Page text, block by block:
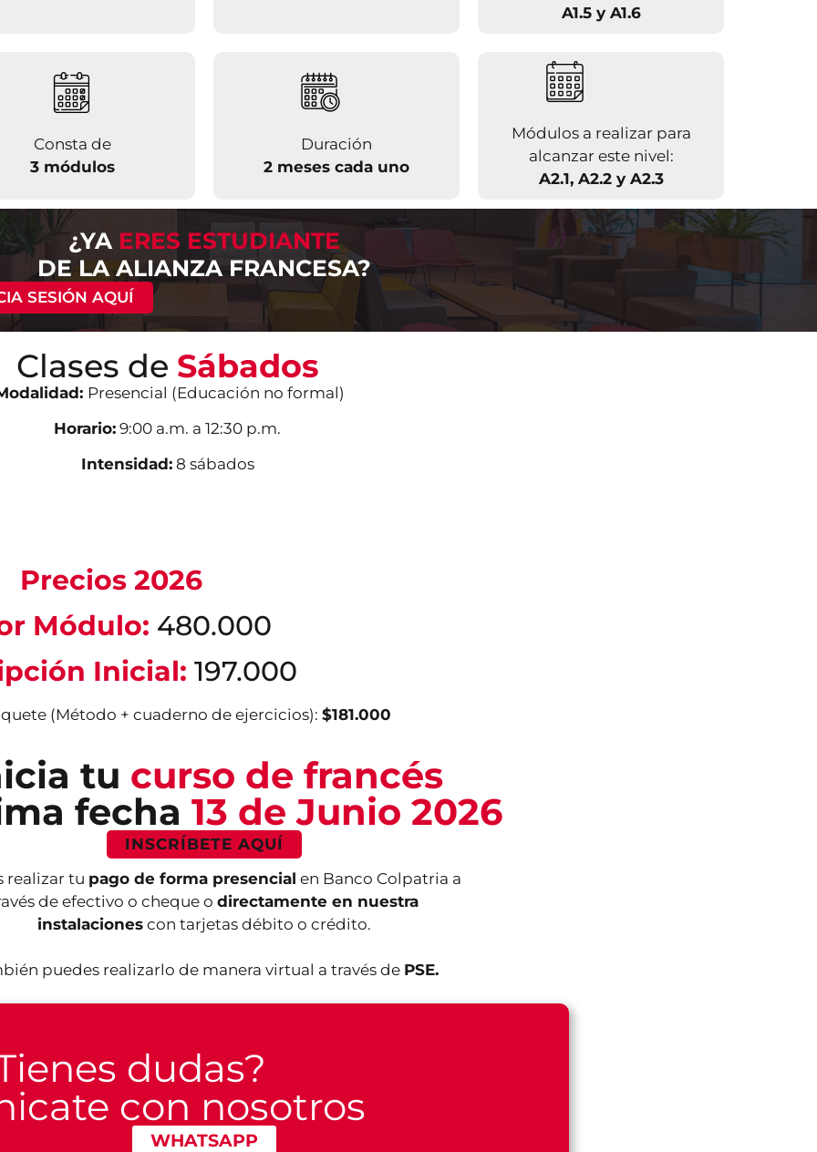
A1.5 y A1.6
Consta de
3 módulos
Duración
2 meses cada uno
Módulos a realizar para
alcanzar este nivel:
A2.1, A2.2 y A2.3
¿YA ERES ESTUDIANTE
DE LA ALIANZA FRANCESA?
SESIÓN AQUÍ
Clases de Sábados
Presencial (Educación no formal)
Horario: 9:00 a.m. a 12:30 p.m.
Intensidad:8 sábados
Precios 2026
Módulo: 480.000
Inicial: 197.000
(Método + cuaderno de ejercicios): $181.000
tu curso de francés
fecha 13 de Junio 2026
INSCRÍBETE AQUÍ
realizar tu pago de forma presencial en Banco Colpatria a
de efectivo o cheque odirectamente en nuestra
instalacionescon tarjetas débito o crédito.
puedes realizarlo de manera virtual a través de PSE.
dudas?
con nosotros
WHATSAPP